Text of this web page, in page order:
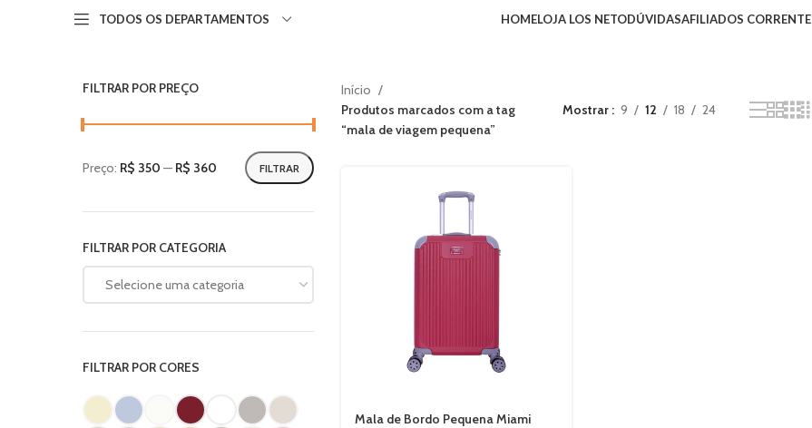
TODOS OS DEPARTAMENTOS HOMELOJA LOS NETODÚVIDASAFILIADOS CORRENTE
FILTRAR POR PREÇO
FILTRAR
Preço: R$ 350 — R$ 360
FILTRAR POR CATEGORIA
Selecione uma categoria
FILTRAR POR CORES
Início
Produtos marcados com a tag
“mala de viagem pequena”
Mostrar 9 12 18 24
Mala de Bordo Pequena Miami